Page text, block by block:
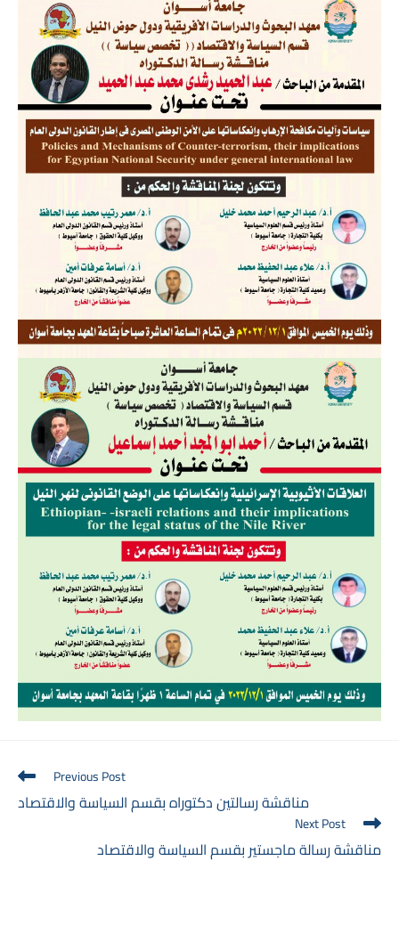
Read
more
articles
Previous Post
مناقشة رسالتين دكتوراه بقسم السياسة والاقتصاد
Next Post
مناقشة رسالة ماجستير بقسم السياسة والاقتصاد